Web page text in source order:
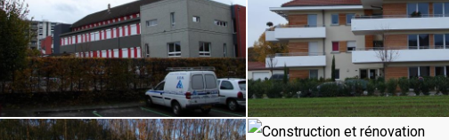
rénovation rénovation